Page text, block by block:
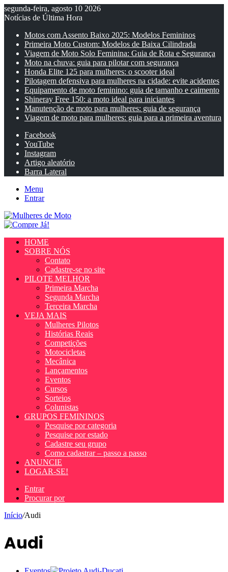
segunda-feira, agosto 10 2026
Notícias de Última Hora
Motos com Assento Baixo 2025: Modelos Femininos
Primeira Moto Custom: Modelos de Baixa Cilindrada
Viagem de Moto Solo Feminina: Guia de Rota e Segurança
Moto na chuva: guia para pilotar com segurança
Honda Elite 125 para mulheres: o scooter ideal
Pilotagem defensiva para mulheres na cidade: evite acidentes
Equipamento de moto feminino: guia de tamanho e caimento
Shineray Free 150: a moto ideal para iniciantes
Manutenção de moto para mulheres: guia de segurança
Viagem de moto para mulheres: guia para a primeira aventura
Facebook
YouTube
Instagram
Artigo aleatório
Barra Lateral
Menu
Entrar
HOME
SOBRE NÓS
Contato
Cadastre-se no site
PILOTE MELHOR
Primeira Marcha
Segunda Marcha
Terceira Marcha
VEJA MAIS
Mulheres Pilotos
Histórias Reais
Competições
Motocicletas
Mecânica
Lançamentos
Eventos
Cursos
Sorteios
Colunistas
GRUPOS FEMININOS
Pesquise por categoria
Pesquise por estado
Cadastre seu grupo
Como cadastrar – passo a passo
ANUNCIE
LOGAR-SE!
Entrar
Procurar por
Início/Audi
Audi